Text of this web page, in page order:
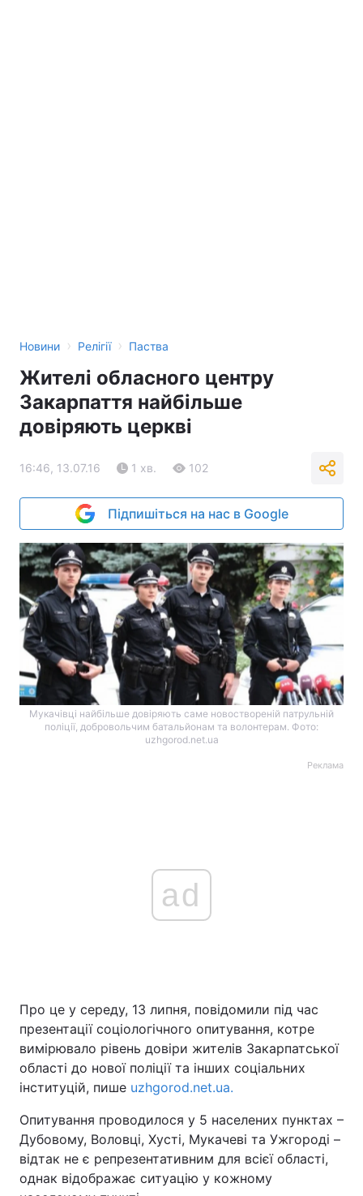
Новини › Релігії › Паства
Жителі обласного центру
Закарпаття найбільше
довіряють церкві
16:46, 13.07.16 1 хв. 102
Підпишіться на нас в Google
Мукачівці найбільше довіряють саме новоствореній патрульній
поліції, добровольчим батальйонам та волонтерам. Фото:
uzhgorod.net.ua
Реклама
ad
Про це у середу, 13 липня, повідомили під час
презентації соціологічного опитування, котре
вимірювало рівень довіри жителів Закарпатської
області до нової поліції та інших соціальних
інституцій, пише uzhgorod.net.ua.
Опитування проводилося у 5 населених пунктах –
Дубовому, Воловці, Хусті, Мукачеві та Ужгороді –
відтак не є репрезентативним для всієї області,
однак відображає ситуацію у кожному